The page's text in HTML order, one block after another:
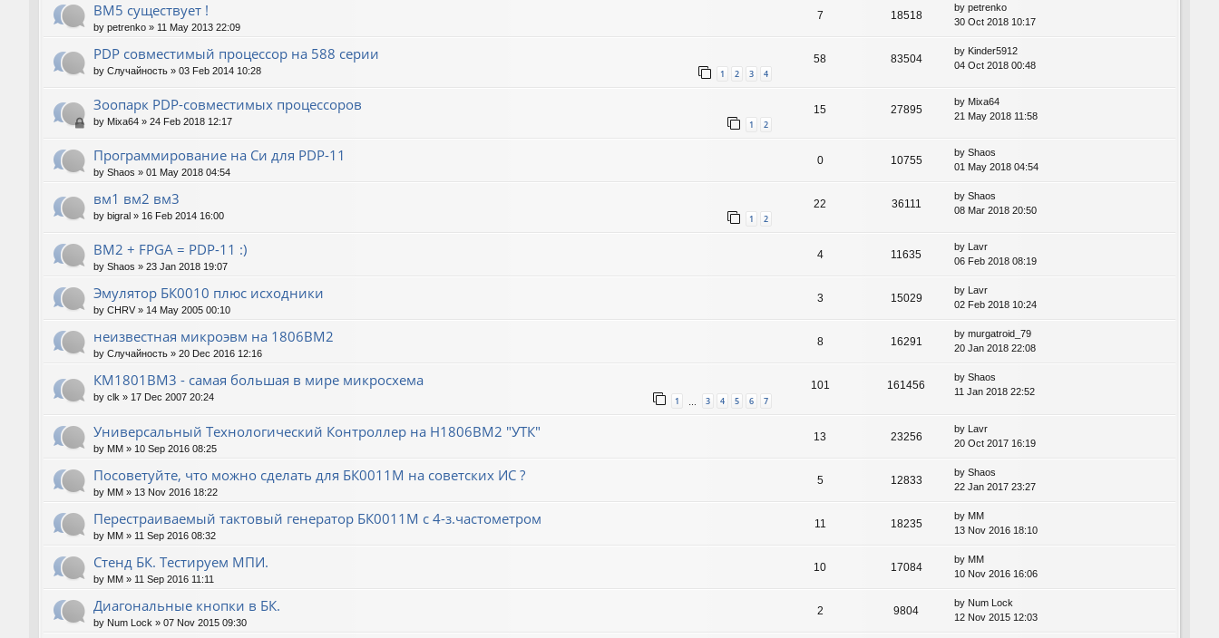
ВМ5 существует !
by petrenko » 11 May 2013 22:09
7 18518
by petrenko
30 Oct 2018 10:17
PDP совместимый процессор на 588 серии
by Случайность » 03 Feb 2014 10:28 1 2 3 4
58 83504
by Kinder5912
04 Oct 2018 00:48
Зоопарк PDP-совместимых процессоров
by Mixa64 » 24 Feb 2018 12:17 1 2
15 27895
by Mixa64
21 May 2018 11:58
Программирование на Си для PDP-11
by Shaos » 01 May 2018 04:54
0 10755
by Shaos
01 May 2018 04:54
вм1 вм2 вм3
by bigral » 16 Feb 2014 16:00 1 2
22 36111
by Shaos
08 Mar 2018 20:50
ВМ2 + FPGA = PDP-11 :)
by Shaos » 23 Jan 2018 19:07
4 11635
by Lavr
06 Feb 2018 08:19
Эмулятор БК0010 плюс исходники
by CHRV » 14 May 2005 00:10
3 15029
by Lavr
02 Feb 2018 10:24
неизвестная микроэвм на 1806ВМ2
by Случайность » 20 Dec 2016 12:16
8 16291
by murgatroid_79
20 Jan 2018 22:08
КМ1801ВМ3 - самая большая в мире микросхема
by clk » 17 Dec 2007 20:24 1 3 4 5 6 7
101 161456
by Shaos
11 Jan 2018 22:52
Универсальный Технологический Контроллер на Н1806ВМ2 "УТК"
by MM » 10 Sep 2016 08:25
13 23256
by Lavr
20 Oct 2017 16:19
Посоветуйте, что можно сделать для БК0011М на советских ИС ?
by MM » 13 Nov 2016 18:22
5 12833
by Shaos
22 Jan 2017 23:27
Перестраиваемый тактовый генератор БК0011М с 4-з.частометром
by MM » 11 Sep 2016 08:32
11 18235
by MM
13 Nov 2016 18:10
Стенд БК. Тестируем МПИ.
by MM » 11 Sep 2016 11:11
10 17084
by MM
10 Nov 2016 16:06
Диагональные кнопки в БК.
by Num Lock » 07 Nov 2015 09:30
2 9804
by Num Lock
12 Nov 2015 12:03